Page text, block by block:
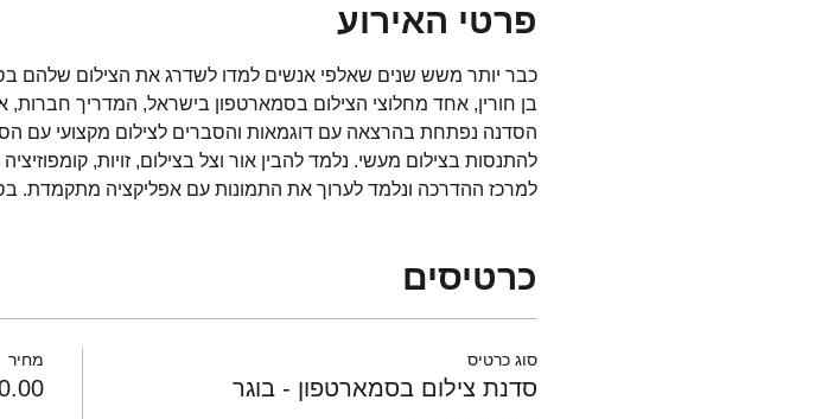
פרטי האירוע
כבר יותר משש שנים שאלפי אנשים למדו לשדרג את הצילום שלהם
בן חורין, אחד מחלוצי הצילום בסמארטפון בישראל, המדריך חברות,
הסדנה נפתחת בהרצאה עם דוגמאות והסברים לצילום מקצועי עם
להתנסות בצילום מעשי. נלמד להבין אור וצל בצילום, זויות,
למרכז ההדרכה ונלמד לערוך את התמונות עם אפליקציה מתקמדת.
כרטיסים
סוג כרטיס
סדנת צילום בסמארטפון - בוגר
מחיר